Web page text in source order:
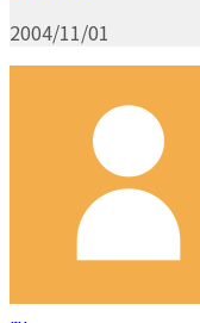
2004/11/01